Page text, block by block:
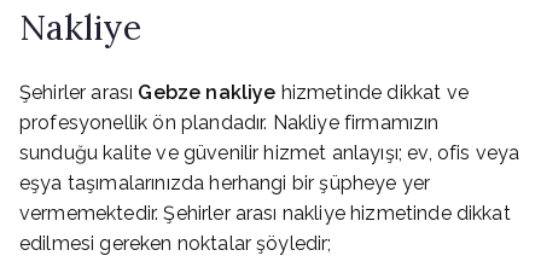
Nakliye
Şehirler arası Gebze nakliye hizmetinde dikkat ve
profesyonellik ön plandadır. Nakliye firmamızın
sunduğu kalite ve güvenilir hizmet anlayışı; ev, ofis veya
eşya taşımalarınızda herhangi bir şüpheye yer
vermemektedir. Şehirler arası nakliye hizmetinde dikkat
edilmesi gereken noktalar şöyledir;